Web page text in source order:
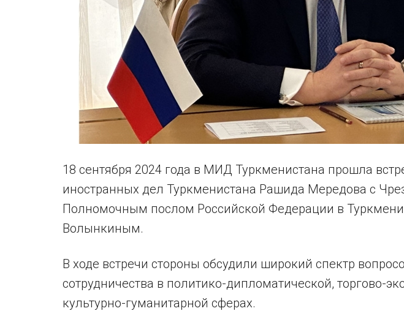
18 сентября 2024 года в МИД Туркменистана прошла
иностранных дел Туркменистана Рашида Мередова с
Полномочным послом Российской Федерации в
Волынкиным.
В ходе встречи стороны обсудили широкий спектр
сотрудничества в политико-дипломатической, торгово-
культурно-гуманитарной сферах.